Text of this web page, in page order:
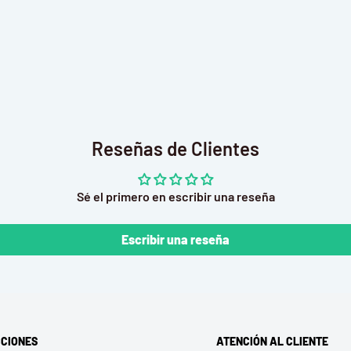
o tienen paciencia y
reunirá a tu familia
recuerdo inolvidable.
la capacidad práctica
Reseñas de Clientes
Sé el primero en escribir una reseña
Escribir una reseña
ATENCIÓN AL CLIENTE